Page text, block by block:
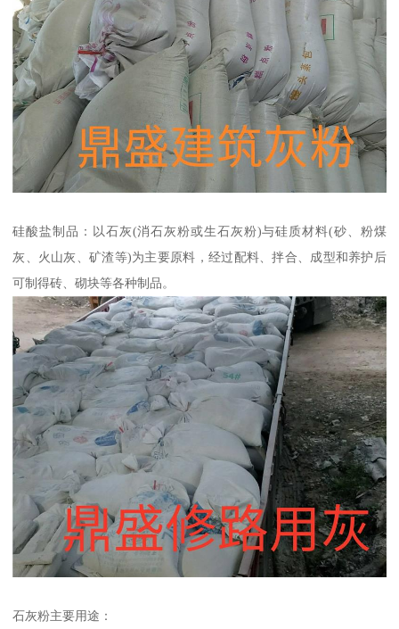
硅酸盐制品：以石灰(消石灰粉或生石灰粉)与硅质材料(砂、粉煤
灰、火山灰、矿渣等)为主要原料，经过配料、拌合、成型和养护后
可制得砖、砌块等各种制品。
石灰粉主要用途：